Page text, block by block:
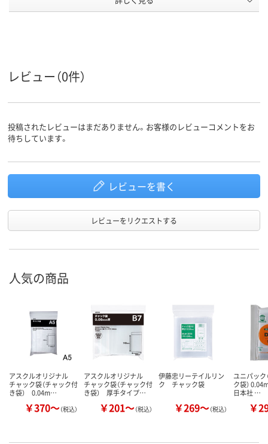
25 10
レビュー（0件）
投稿されたレビューはまだありません。お客様のレビューコメントをお
待ちしています。
レビューを書く
レビューをリクエストする
人気の商品
アスクルオリジナル
チャック袋（チャック付
き袋） 0.04m…
￥370～（税込）
アスクルオリジナル
チャック袋（チャック付
き袋） 厚手タイプ…
￥201～（税込）
伊藤忠リーテイルリン
ク チャック袋
￥269～（税込）
ユニパック
ク袋）
日本社 …
￥